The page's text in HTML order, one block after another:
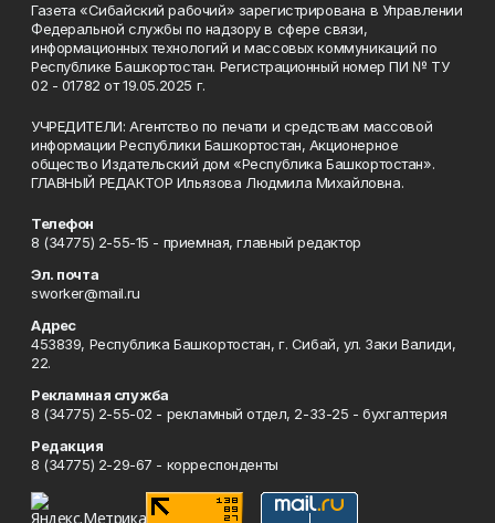
Газета «Сибайский рабочий» зарегистрирована в Управлении
Федеральной службы по надзору в сфере связи,
информационных технологий и массовых коммуникаций по
Республике Башкортостан. Регистрационный номер ПИ № ТУ
02 - 01782 от 19.05.2025 г.
УЧРЕДИТЕЛИ: Агентство по печати и средствам массовой
информации Республики Башкортостан, Акционерное
общество Издательский дом «Республика Башкортостан».
ГЛАВНЫЙ РЕДАКТОР Ильязова Людмила Михайловна.
Телефон
8 (34775) 2-55-15 - приемная, главный редактор
Эл. почта
sworker@mail.ru
Адрес
453839, Республика Башкортостан, г. Сибай, ул. Заки Валиди,
22.
Рекламная служба
8 (34775) 2-55-02 - рекламный отдел, 2-33-25 - бухгалтерия
Редакция
8 (34775) 2-29-67 - корреспонденты